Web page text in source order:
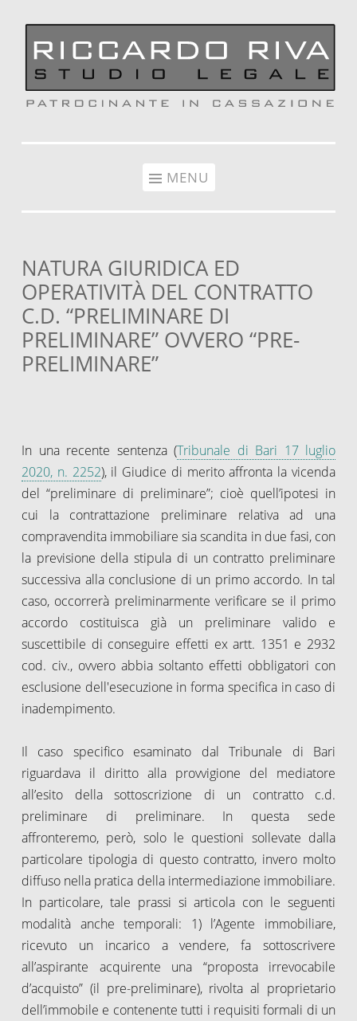
MENU
NATURA GIURIDICA ED
OPERATIVITÀ DEL CONTRATTO
C.D. “PRELIMINARE DI
PRELIMINARE” OVVERO “PRE-
PRELIMINARE”
In una recente sentenza (Tribunale di Bari 17 luglio
2020, n. 2252), il Giudice di merito affronta la vicenda
del “preliminare di preliminare”; cioè quell’ipotesi in
cui la contrattazione preliminare relativa ad una
compravendita immobiliare sia scandita in due fasi, con
la previsione della stipula di un contratto preliminare
successiva alla conclusione di un primo accordo. In tal
caso, occorrerà preliminarmente verificare se il primo
accordo costituisca già un preliminare valido e
suscettibile di conseguire effetti ex artt. 1351 e 2932
cod. civ., ovvero abbia soltanto effetti obbligatori con
esclusione dell'esecuzione in forma specifica in caso di
inadempimento.
Il caso specifico esaminato dal Tribunale di Bari
riguardava il diritto alla provvigione del mediatore
all’esito della sottoscrizione di un contratto c.d.
preliminare di preliminare. In questa sede
affronteremo, però, solo le questioni sollevate dalla
particolare tipologia di questo contratto, invero molto
diffuso nella pratica della intermediazione immobiliare.
In particolare, tale prassi si articola con le seguenti
modalità anche temporali: 1) l’Agente immobiliare,
ricevuto un incarico a vendere, fa sottoscrivere
all’aspirante acquirente una “proposta irrevocabile
d’acquisto” (il pre-preliminare), rivolta al proprietario
dell’immobile e contenente tutti i requisiti formali di un